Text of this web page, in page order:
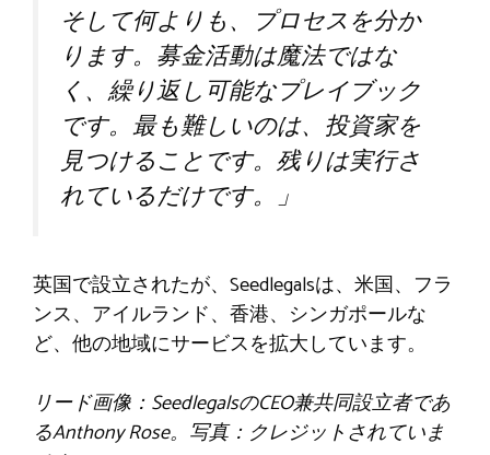
そして何よりも、プロセスを分か
ります。募金活動は魔法ではな
く、繰り返し可能なプレイブック
です。最も難しいのは、投資家を
見つけることです。残りは実行さ
れているだけです。」
英国で設立されたが、Seedlegalsは、米国、フラ
ンス、アイルランド、香港、シンガポールな
ど、他の地域にサービスを拡大しています。
リード画像：SeedlegalsのCEO兼共同設立者であ
るAnthony Rose。写真：クレジットされていま